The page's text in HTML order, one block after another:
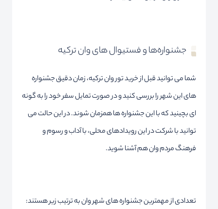
جشنواره‌ها و فستیوال های وان ترکیه
شما می توانید قبل از خرید تور وان ترکیه، زمان دقیق جشنواره
های این شهر را بررسی کنید و در صورت تمایل سفر خود را به گونه
ای بچینید که با این جشنواره ها همزمان شوند. در این حالت می
توانید با شرکت در این رویدادهای محلی، با آداب و رسوم و
فرهنگ مردم وان هم آشنا شوید.
تعدادی از مهمترین جشنواره های شهر وان به ترتیب زیر هستند: